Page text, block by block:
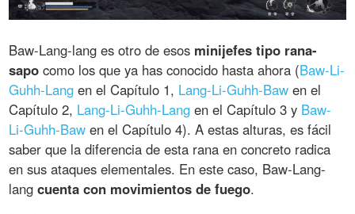
Baw-Lang-lang es otro de esos minijefes tipo rana-
sapo como los que ya has conocido hasta ahora (Baw-Li-
Guhh-Lang en el Capítulo 1, Lang-Li-Guhh-Baw en el
Capítulo 2, Lang-Li-Guhh-Lang en el Capítulo 3 y Baw-
Li-Guhh-Baw en el Capítulo 4). A estas alturas, es fácil
saber que la diferencia de esta rana en concreto radica
en sus ataques elementales. En este caso, Baw-Lang-
langcuenta con movimientos de fuego.